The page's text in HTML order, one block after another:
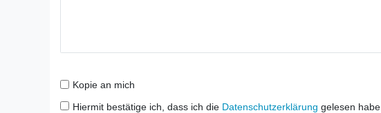
Kopie an mich
Hiermit bestätige ich, dass ich die Daten­schutz­erklärung gelesen habe.